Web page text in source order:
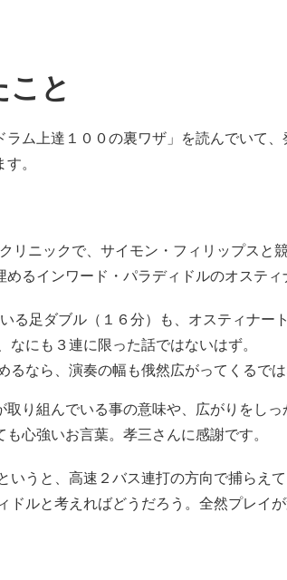
と
ラム上達１００の裏ワザ」を読んでいて
。
リニックで、サイモン・フィリップスと
るインワード・パラディドルのオスティ
る足ダブル（１６分）も、オスティナー
なにも３連に限った話ではないはず。
るなら、演奏の幅も俄然広がってくるでは
取り組んでいる事の意味や、広がりをし
心強いお言葉。孝三さんに感謝です。
いうと、高速２バス連打の方向で捕らえ
ドルと考えればどうだろう。全然プレイが